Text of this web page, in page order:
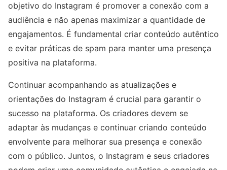
objetivo do Instagram é promover a conexão com a
audiência e não apenas maximizar a quantidade de
engajamentos. É fundamental criar conteúdo autêntico
e evitar práticas de spam para manter uma presença
positiva na plataforma.
Continuar acompanhando as atualizações e
orientações do Instagram é crucial para garantir o
sucesso na plataforma. Os criadores devem se
adaptar às mudanças e continuar criando conteúdo
envolvente para melhorar sua presença e conexão
com o público. Juntos, o Instagram e seus criadores